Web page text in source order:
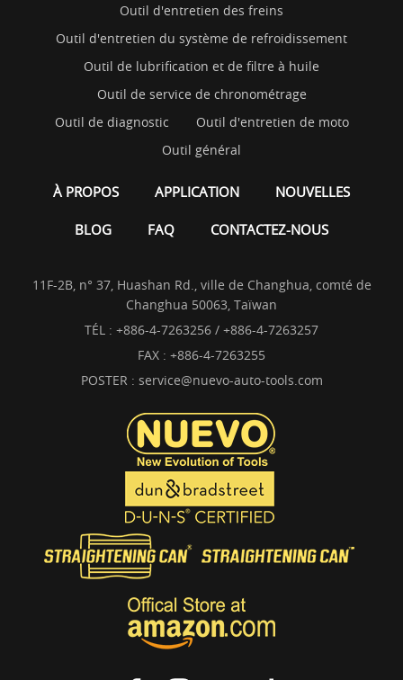
Outil d'entretien des freins
Outil d'entretien du système de refroidissement
Outil de lubrification et de filtre à huile
Outil de service de chronométrage
Outil de diagnostic
Outil d'entretien de moto
Outil général
À PROPOS APPLICATION NOUVELLES
BLOG FAQ CONTACTEZ-NOUS
11F-2B, n° 37, Huashan Rd., ville de Changhua, comté de
Changhua 50063, Taïwan
TÉL : +886-4-7263256 / +886-4-7263257
FAX : +886-4-7263255
POSTER : service@nuevo-auto-tools.com